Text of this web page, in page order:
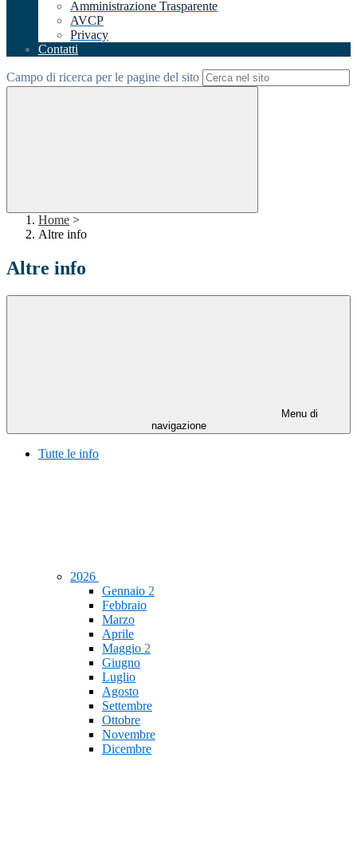
Amministrazione Trasparente
AVCP
Privacy
Contatti
Campo di ricerca per le pagine del sito
Home >
Altre info
Altre info
Menu di
navigazione
Tutte le info
2026
Gennaio 2
Febbraio
Marzo
Aprile
Maggio 2
Giugno
Luglio
Agosto
Settembre
Ottobre
Novembre
Dicembre